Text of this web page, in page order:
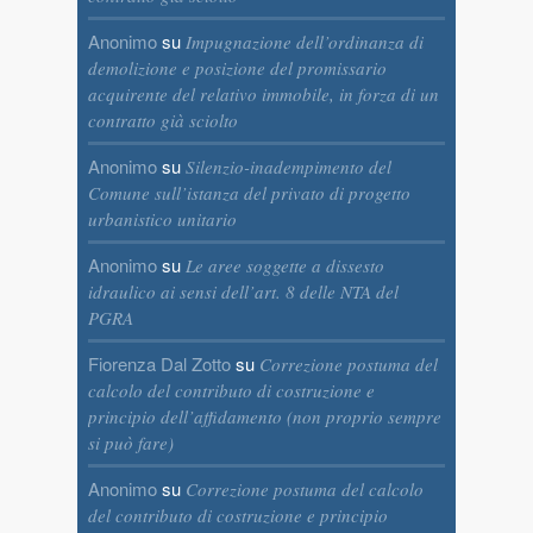
Anonimosu Impugnazione dell’ordinanza di
demolizione e posizione del promissario
acquirente del relativo immobile, in forza di un
contratto già sciolto
Anonimosu Silenzio-inadempimento del
Comune sull’istanza del privato di progetto
urbanistico unitario
Anonimosu Le aree soggette a dissesto
idraulico ai sensi dell’art. 8 delle NTA del
PGRA
Fiorenza Dal Zottosu Correzione postuma del
calcolo del contributo di costruzione e
principio dell’affidamento (non proprio sempre
si può fare)
Anonimosu Correzione postuma del calcolo
del contributo di costruzione e principio